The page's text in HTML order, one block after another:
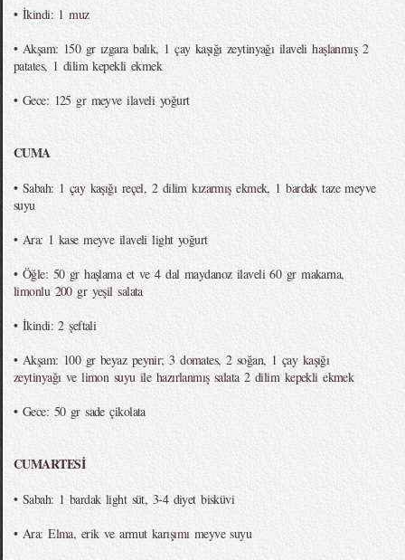
• İkindi: 1 muz
• Akşam: 150 gr ızgara balık, 1 çay kaşığı zeytinyağı ilaveli haşlanmış 2
patates, 1 dilim kepekli ekmek
• Gece: 125 gr meyve ilaveli yoğurt
CUMA
• Sabah: 1 çay kaşığı reçel, 2 dilim kızarmış ekmek, 1 bardak taze meyve
suyu
• Ara: 1 kase meyve ilaveli light yoğurt
• Öğle: 50 gr haşlama et ve 4 dal maydanoz ilaveli 60 gr makarna,
limonlu 200 gr yeşil salata
• İkindi: 2 şeftali
• Akşam: 100 gr beyaz peynir; 3 domates, 2 soğan, 1 çay kaşığı
zeytinyağı ve limon suyu ile hazırlanmış salata 2 dilim kepekli ekmek
• Gece: 50 gr sade çikolata
CUMARTESİ
• Sabah: 1 bardak light süt, 3-4 diyet bisküvi
• Ara: Elma, erik ve armut karışımı meyve suyu